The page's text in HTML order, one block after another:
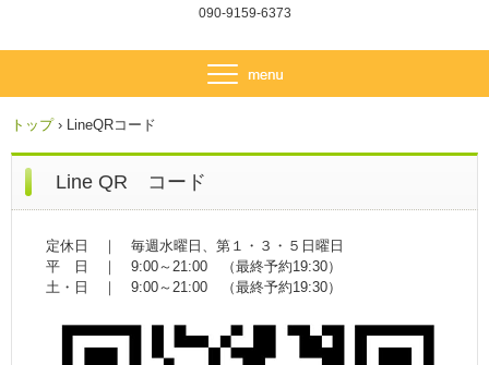
090-9159-6373
トップ › LineQRコード
Line QR コード
定休日 ｜ 毎週水曜日、第１・３・５日曜日
平 日 ｜ 9:00～21:00 （最終予約19:30）
土・日 ｜ 9:00～21:00 （最終予約19:30）